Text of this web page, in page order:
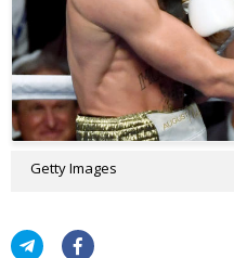
Getty Images